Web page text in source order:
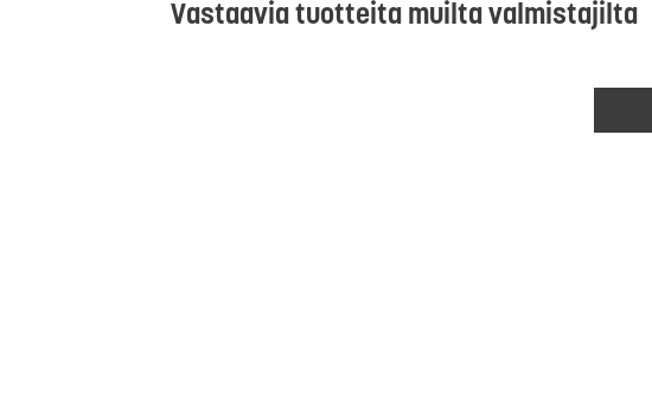
Vastaavia tuotteita muilta valmistajilta